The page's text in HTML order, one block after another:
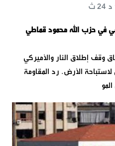
في حزب الله محمود قماطي
وقف إطلاق النار والأميركي
الأرض. رد المقاومة